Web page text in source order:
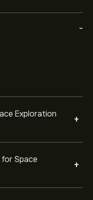
-
Exploration
+
Space
+
Sjekk de
prisbevegelser.